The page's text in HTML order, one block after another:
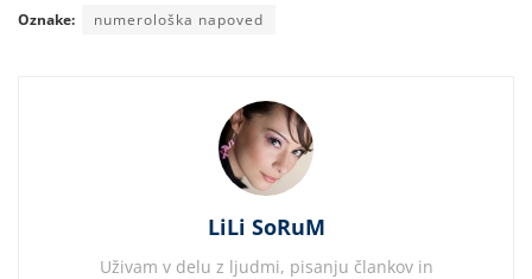
Oznake: numerološka napoved
LiLi SoRuM
Uživam v delu z ljudmi, pisanju člankov in